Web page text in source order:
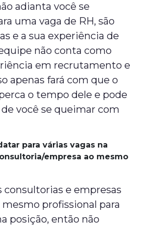
adianta você se
uma vaga de RH, são
e a sua experiência de
não conta como
em recrutamento e
apenas fará com que o
o tempo dele e pode
você se queimar com
para várias vagas na
empresa ao mesmo
consultorias e empresas
mesmo profissional para
posição, então não